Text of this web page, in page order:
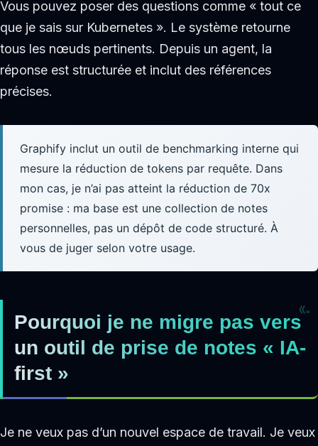
Vous pouvez poser des questions comme « tout ce
que je sais sur Kubernetes ». Le système retourne
tous les nœuds pertinents. Depuis un agent, la
réponse est structurée et inclut des références
précises.
Graphify inclut un outil de benchmarking interne qui
mesure la réduction de tokens par requête. Dans
mon cas, je n’ai pas atteint la réduction de 70x
promise : ma base est une collection de notes
personnelles, pas un dépôt de code structuré. À
vous de juger selon votre usage.
Pourquoi je ne migre pas vers
un outil de prise de notes « IA-
first »
Je ne veux pas d’un nouvel espace de travail. Je veux